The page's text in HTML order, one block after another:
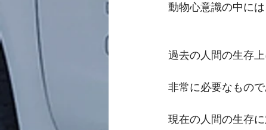
動物心意識の中には
過去の人間の生存
非常に必要なもので
現在の人間の生存